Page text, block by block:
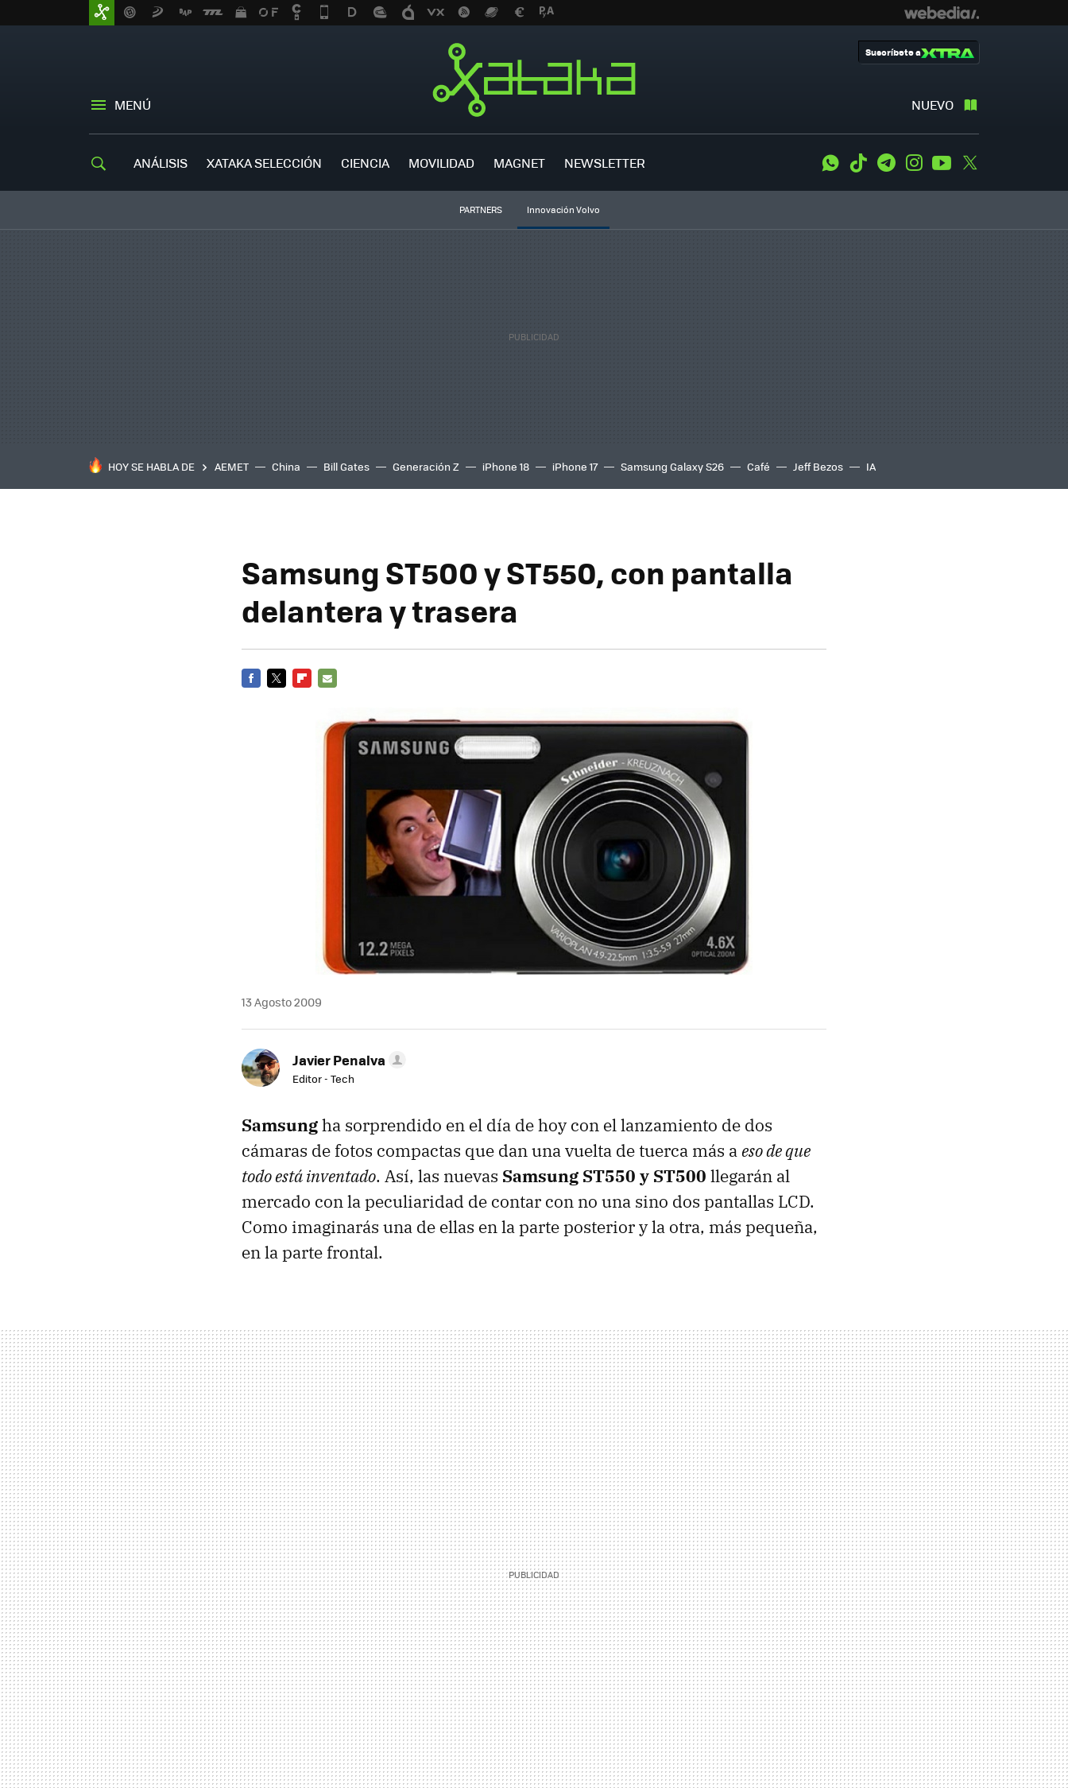
MENÚ NUEVO
Suscríbete a
ANÁLISIS XATAKA SELECCIÓN CIENCIA MOVILIDAD MAGNET NEWSLETTER WhatsApp
Tiktok TelegramInstagramYoutube
PARTNERS Innovación Volvo
HOY SE HABLA DE AEMET China Bill Gates Generación Z iPhone 18 iPhone 17 Samsung Galaxy S26 Café Jeff Bezos IA
Samsung ST500 y ST550, con pantalla
delantera y trasera
13 Agosto 2009
Javier Penalva
Editor - Tech
Samsungha sorprendido en el día de hoy con el lanzamiento de dos
cámaras de fotos compactas que dan una vuelta de tuerca más a eso de que
todo está inventado. Así, las nuevas Samsung ST550 y ST500 llegarán al
mercado con la peculiaridad de contar con no una sino dos pantallas LCD.
Como imaginarás una de ellas en la parte posterior y la otra, más pequeña,
en la parte frontal.